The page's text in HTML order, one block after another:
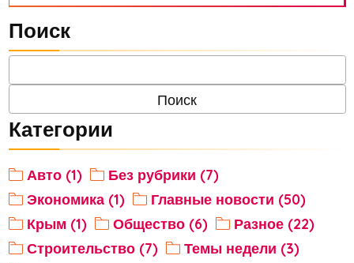
Поиск
Категории
Авто (1)
Без рубрики (7)
Экономика (1)
Главные новости (50)
Крым (1)
Общество (6)
Разное (22)
Строительство (7)
Темы недели (3)